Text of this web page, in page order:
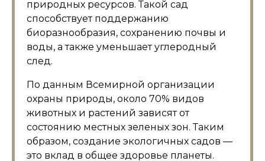
природных ресурсов. Такой сад
способствует поддержанию
биоразнообразия, сохранению почвы и
воды, а также уменьшает углеродный
след.
По данным Всемирной организации
охраны природы, около 70% видов
животных и растений зависят от
состоянию местных зеленых зон. Таким
образом, создание экологичных садов —
это вклад в общее здоровье планеты.